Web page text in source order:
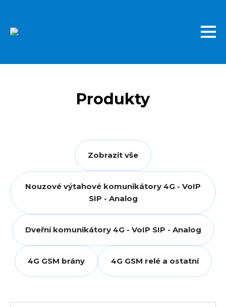
obsahu
Produkty
Zobrazit vše
Nouzové výtahové komunikátory 4G - VoIP
SIP - Analog
Dveřní komunikátory 4G - VoIP SIP - Analog
4G GSM brány 4G GSM relé a ostatní